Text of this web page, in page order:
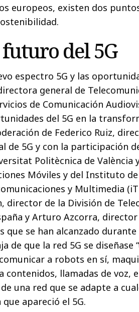
europeos, existen dos puntos
del 5G
espectro 5G y las
general de
de Comunicación
del 5G en la
de Federico Ruiz,
de 5G y con la participación
Politècnica de València
Móviles y del Instituto
y Multimedia
director de la División de
y Arturo Azcorra,
que se han alcanzado
de que la red 5G se diseñase
a robots en sí,
contenidos, llamadas de voz,
una red que se adapte a
apareció el 5G.